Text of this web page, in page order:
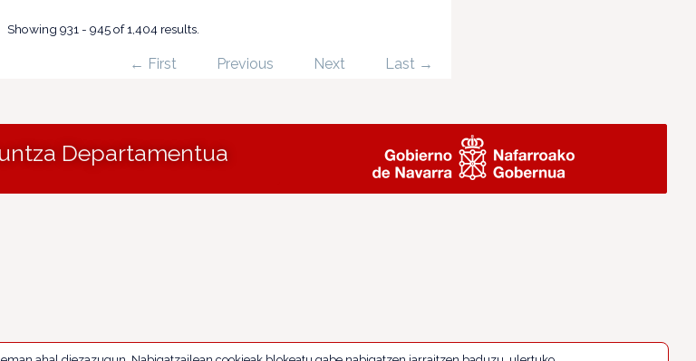
Showing 931 - 945 of 1,404 results.
← First Previous Next Last →
Departamentua